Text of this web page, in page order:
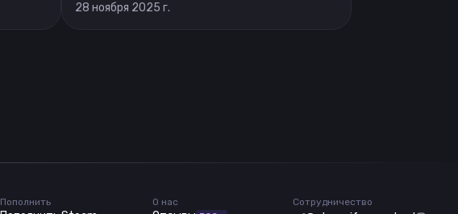
28 ноября 2025 г.
Пополнить О нас Сотрудничество